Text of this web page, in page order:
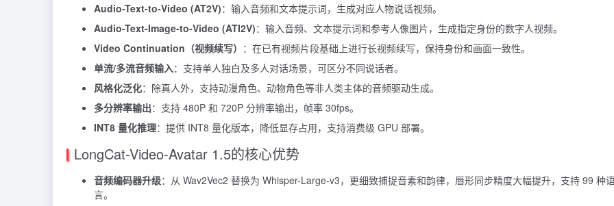
Audio-Text-to-Video (AT2V)：输入音频和文本提示词，生成对应人物说话视频。
Audio-Text-Image-to-Video (ATI2V)：输入音频、文本提示词和参考人像图片，生成指定身份的数字人视频。
Video Continuation（视频续写） ：在已有视频片段基础上进行长视频续写，保持身份和画面一致性。
单流/多流音频输入：支持单人独白及多人对话场景，可区分不同说话者。
风格化泛化：除真人外，支持动漫角色、动物角色等非人类主体的音频驱动生成。
多分辨率输出：支持 480P 和 720P 分辨率输出，帧率 30fps。
INT8 量化推理：提供 INT8 量化版本，降低显存占用，支持消费级 GPU 部署。
LongCat-Video-Avatar 1.5的核心优势
音频编码器升级：从 Wav2Vec2 替换为 Whisper-Large-v3，更细致捕捉音素和韵律，唇形同步精度大幅提升，支持 99 种
言。